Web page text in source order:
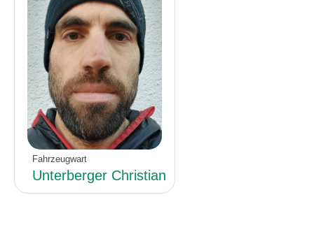
Fahrzeugwart
Unterberger Christian